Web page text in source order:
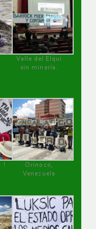
Valle del Elqui
sin minería.
!
Orinoco,
Venezuela